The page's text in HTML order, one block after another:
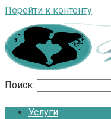
Перейти к контенту
Поиск:
Услуги